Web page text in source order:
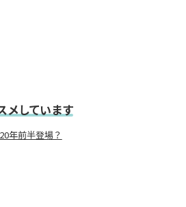
メしています
年前半登場？